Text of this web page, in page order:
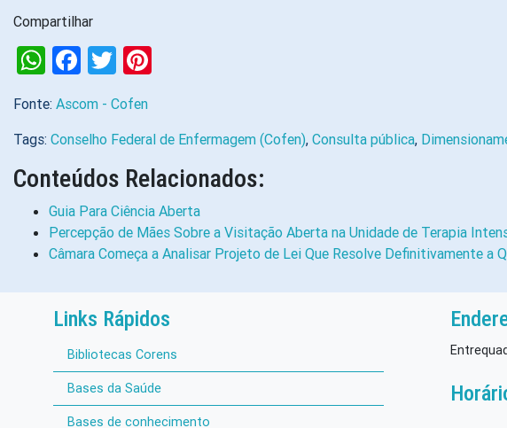
Compartilhar
WhatsApp
Facebook
Twitter
Fonte: Ascom - Cofen
Tags: Conselho Federal de Enfermagem (Cofen), Consulta pública,
Conteúdos Relacionados:
Guia Para Ciência Aberta
Percepção de Mães Sobre a Visitação Aberta na Unidade de Terapia
Câmara Começa a Analisar Projeto de Lei Que Resolve Definitivamente a
Links Rápidos
Bibliotecas Corens
Bases da Saúde
Bases de conhecimento